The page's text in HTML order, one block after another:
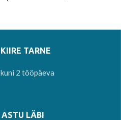
KIIRE TARNE
kuni 2 tööpäeva
ASTU LÄBI